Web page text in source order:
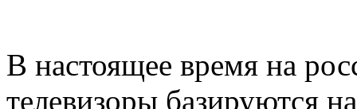
В настоящее время на
телевизоры базируются